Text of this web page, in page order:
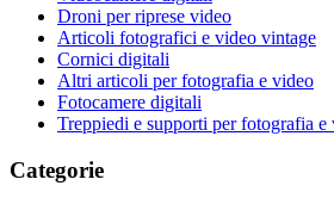
Droni per riprese video
Articoli fotografici e video vintage
Cornici digitali
Altri articoli per fotografia e video
Fotocamere digitali
Treppiedi e supporti per fotografia e
Categorie